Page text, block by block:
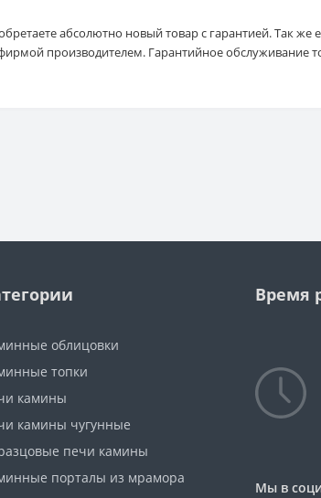
абсолютно новый товар с гарантией. Так же
производителем. Гарантийное
облицовки
топки
камины
камины чугунные
печи камины
порталы из мрамора
Время
Мы в